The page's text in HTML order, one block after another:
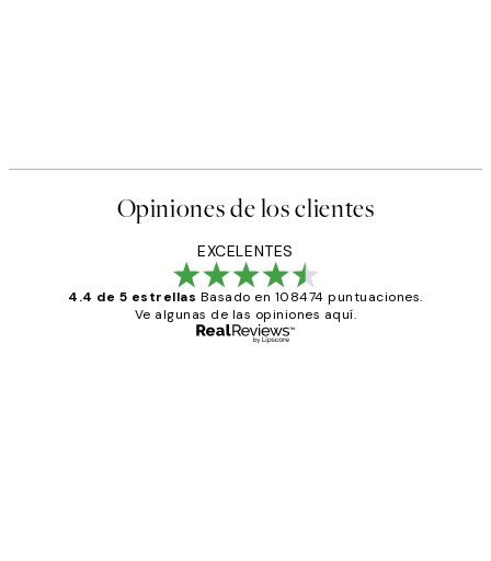
Opiniones de los clientes
EXCELENTES
4.4 de 5 estrellas Basado en 108474 puntuaciones.
Ve algunas de las opiniones aquí.